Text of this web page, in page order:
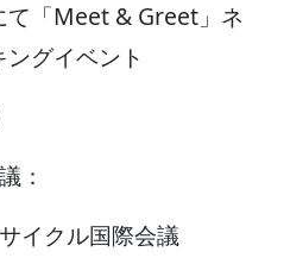
て「Meet & Greet」ネ
ングイベント
：
イクル国際会議